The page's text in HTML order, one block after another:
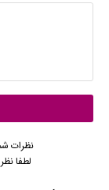
نظرات
لطفا